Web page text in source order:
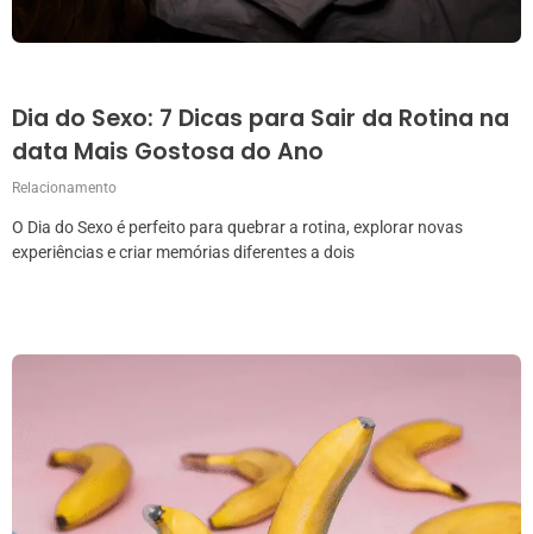
Dia do Sexo: 7 Dicas para Sair da Rotina na
data Mais Gostosa do Ano
Relacionamento
O Dia do Sexo é perfeito para quebrar a rotina, explorar novas
experiências e criar memórias diferentes a dois